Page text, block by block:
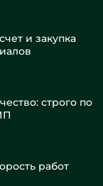
и закупка
строго по
работ